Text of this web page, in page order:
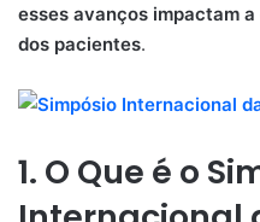
esses avanços impactam
dos pacientes.
1. O Que é o